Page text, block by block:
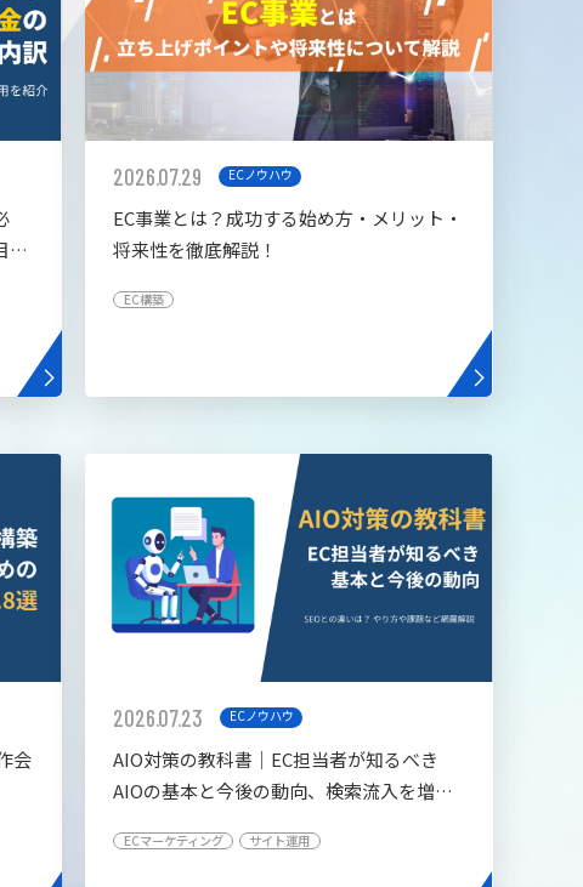
安
2026.07.29 ECノウハウ
EC事業とは？成功する始め方・メリット・
将来性を徹底解説！
EC構築
会
2026.07.23 ECノウハウ
AIO対策の教科書│EC担当者が知るべき
AIOの基本と今後の動向、検索流入を増や
ECマーケティング サイト運用